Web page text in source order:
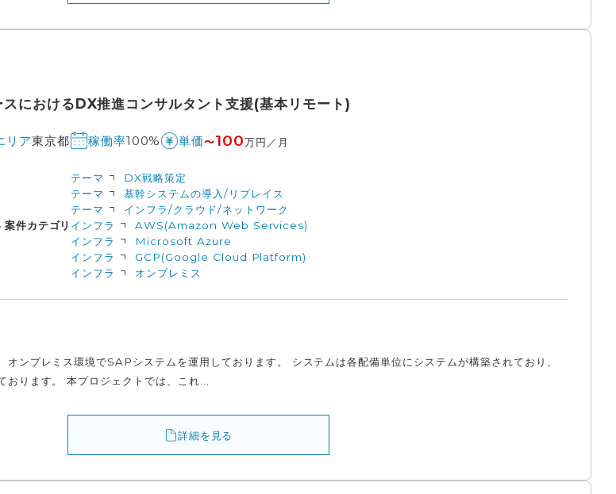
におけるDX推進コンサルタント支援(基本リモート)
リア東京都 稼働率100% 単価〜100万円／月
案件カテゴリ
テーマ
DX戦略策定
テーマ
基幹システムの導入/リプレイス
テーマ
インフラ/クラウド/ネットワーク
インフラ
AWS(Amazon Web Services)
インフラ
Microsoft Azure
インフラ
GCP(Google Cloud Platform)
インフラ
オンプレミス
オンプレミス環境でSAPシステムを運用しております。 システムは各配備単位にシステムが構築されており、
おります。 本プロジェクトでは、これ...
詳細を見る